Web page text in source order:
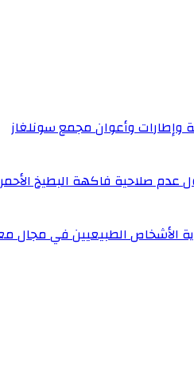
وإطارات وأعوان مجمع سونلغاز
عدم صلاحية فاكهة البطيخ
الأشخاص الطبيعيين في مجال